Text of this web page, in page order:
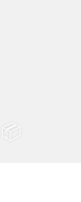
📦